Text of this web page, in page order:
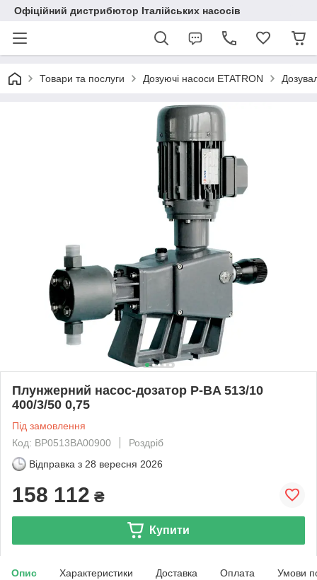
Офіційний дистрибютор Італійських насосів
Товари та послуги Дозуючі насоси ETATRON
Плунжерний насос-дозатор P-BA 513/10
400/3/50 0,75
Під замовлення
Код: BP0513BA00900
Роздріб
Відправка з 28 вересня 2026
158 112 ₴
Купити
Опис Характеристики Доставка Оплата Умови